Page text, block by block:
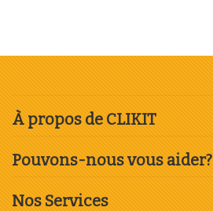
À propos de CLIKIT
Pouvons-nous vous aider?
Nos Services